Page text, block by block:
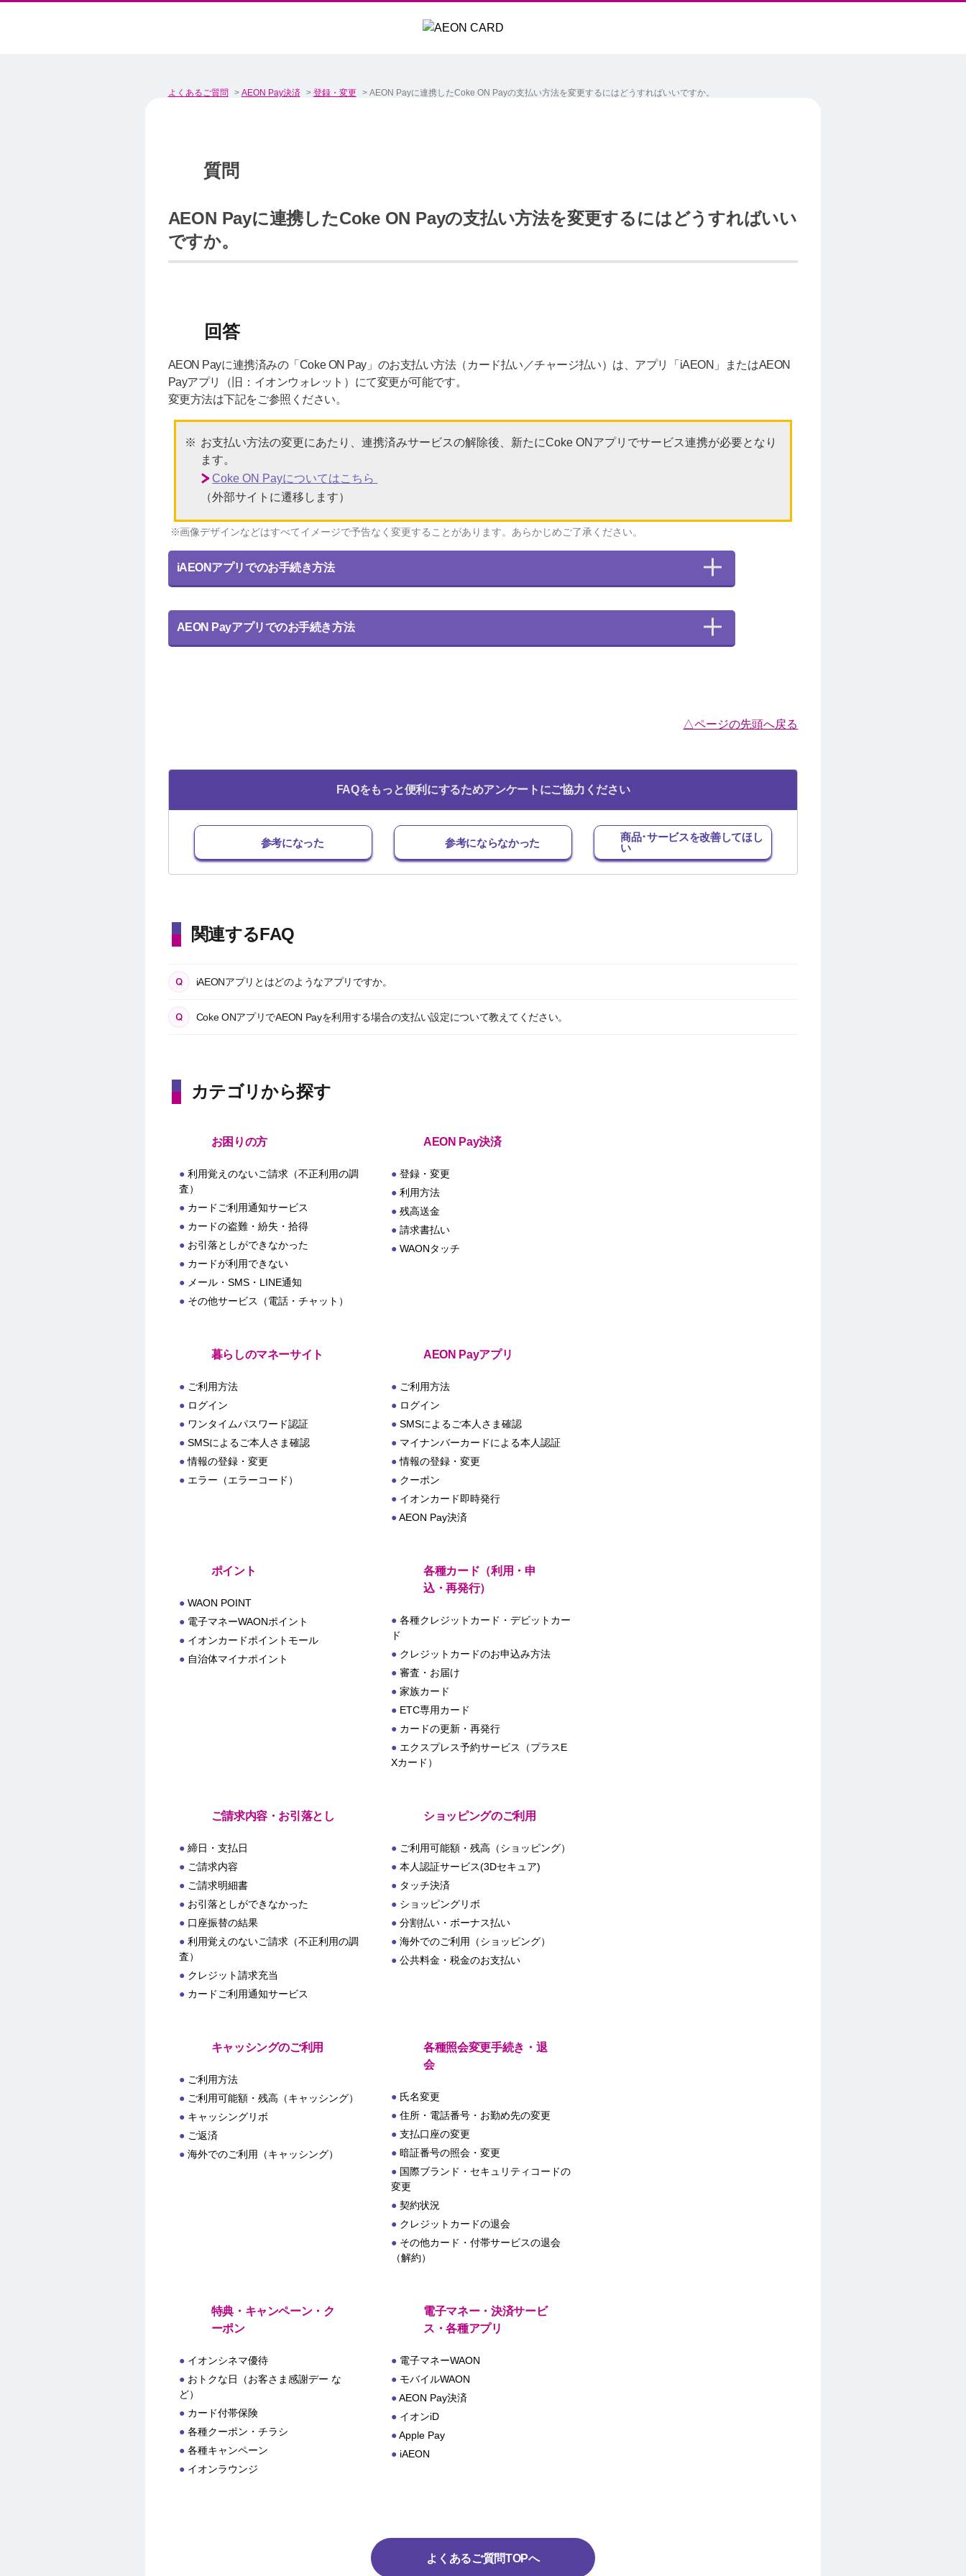
よくあるご質問 > AEON Pay決済 > 登録・変更 > AEON Payに連携したCoke ON Payの支払い方法を変更するにはどうすればいいですか。
AEON Payに連携したCoke ON Payの支払い方法を変更するにはどうすればいい
ですか。
AEON Payに連携済みの「Coke ON Pay」のお支払い方法（カード払い／チャージ払い）は、アプリ「iAEON」またはAEON
Payアプリ（旧：イオンウォレット）にて変更が可能です。
変更方法は下記をご参照ください。
お支払い方法の変更にあたり、連携済みサービスの解除後、新たにCoke ONアプリでサービス連携が必要となり
ます。
Coke ON Payについてはこちら
（外部サイトに遷移します）
画像デザインなどはすべてイメージで予告なく変更することがあります。あらかじめご了承ください。
iAEONアプリでのお手続き方法
AEON Payアプリでのお手続き方法
△ページの先頭へ戻る
FAQをもっと便利にするためアンケートにご協力ください
参考になった 参考にならなかった
商品･サービスを改善してほし
い
関連するFAQ
iAEONアプリとはどのようなアプリですか。
Coke ONアプリでAEON Payを利用する場合の支払い設定について教えてください。
カテゴリから探す
お困りの方
利用覚えのないご請求（不正利用の調
査）
カードご利用通知サービス
カードの盗難・紛失・拾得
お引落としができなかった
カードが利用できない
メール・SMS・LINE通知
その他サービス（電話・チャット）
AEON Pay決済
登録・変更
利用方法
残高送金
請求書払い
WAONタッチ
暮らしのマネーサイト
ご利用方法
ログイン
ワンタイムパスワード認証
SMSによるご本人さま確認
情報の登録・変更
エラー（エラーコード）
AEON Payアプリ
ご利用方法
ログイン
SMSによるご本人さま確認
マイナンバーカードによる本人認証
情報の登録・変更
クーポン
イオンカード即時発行
AEON Pay決済
ポイント
WAON POINT
電子マネーWAONポイント
イオンカードポイントモール
自治体マイナポイント
各種カード（利用・申
込・再発行）
各種クレジットカード・デビットカー
ド
クレジットカードのお申込み方法
審査・お届け
家族カード
ETC専用カード
カードの更新・再発行
エクスプレス予約サービス（プラスE
Xカード）
ご請求内容・お引落とし
締日・支払日
ご請求内容
ご請求明細書
お引落としができなかった
口座振替の結果
利用覚えのないご請求（不正利用の調
査）
クレジット請求充当
カードご利用通知サービス
ショッピングのご利用
ご利用可能額・残高（ショッピング）
本人認証サービス(3Dセキュア)
タッチ決済
ショッピングリボ
分割払い・ボーナス払い
海外でのご利用（ショッピング）
公共料金・税金のお支払い
キャッシングのご利用
ご利用方法
ご利用可能額・残高（キャッシング）
キャッシングリボ
ご返済
海外でのご利用（キャッシング）
各種照会変更手続き・退
会
氏名変更
住所・電話番号・お勤め先の変更
支払口座の変更
暗証番号の照会・変更
国際ブランド・セキュリティコードの
変更
契約状況
クレジットカードの退会
その他カード・付帯サービスの退会
（解約）
特典・キャンペーン・ク
ーポン
イオンシネマ優待
おトクな日（お客さま感謝デー な
ど）
カード付帯保険
各種クーポン・チラシ
各種キャンペーン
イオンラウンジ
電子マネー・決済サービ
ス・各種アプリ
電子マネーWAON
モバイルWAON
AEON Pay決済
イオンiD
Apple Pay
iAEON
よくあるご質問TOPへ